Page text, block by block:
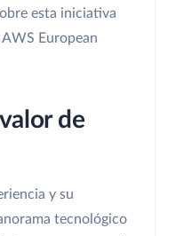
esta iniciativa
European
de
y su
tecnológico